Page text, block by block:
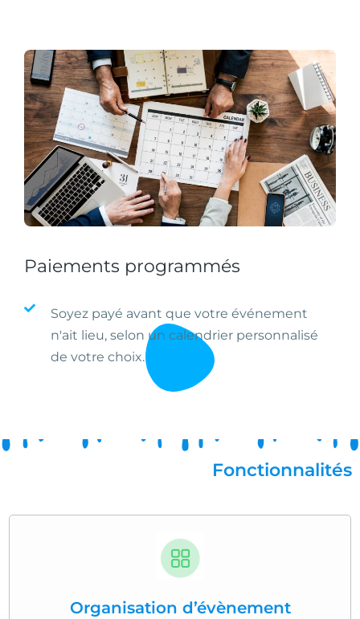
Paiements programmés
Soyez payé avant que votre événement
n'ait lieu, selon un calendrier personnalisé
de votre choix.
Fonctionnalités
Organisation d’évènement